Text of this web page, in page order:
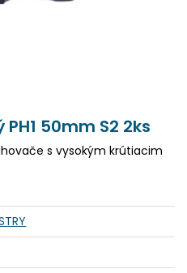
50mm S2 2ks
s vysokým krútiacim